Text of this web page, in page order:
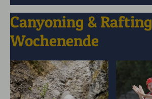
Canyoning & Rafting
Wochenende